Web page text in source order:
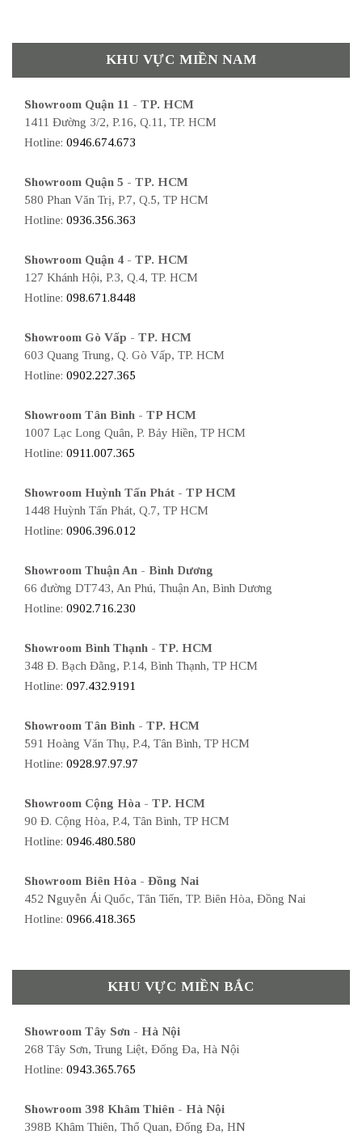
KHU VỰC MIỀN NAM
Showroom Quận 11 - TP. HCM
1411 Đường 3/2, P.16, Q.11, TP. HCM
Hotline: 0946.674.673
Showroom Quận 5 - TP. HCM
580 Phan Văn Trị, P.7, Q.5, TP HCM
Hotline: 0936.356.363
Showroom Quận 4 - TP. HCM
127 Khánh Hội, P.3, Q.4, TP. HCM
Hotline: 098.671.8448
Showroom Gò Vấp - TP. HCM
603 Quang Trung, Q. Gò Vấp, TP. HCM
Hotline: 0902.227.365
Showroom Tân Bình - TP HCM
1007 Lạc Long Quân, P. Bảy Hiền, TP HCM
Hotline: 0911.007.365
Showroom Huỳnh Tấn Phát - TP HCM
1448 Huỳnh Tấn Phát, Q.7, TP HCM
Hotline: 0906.396.012
Showroom Thuận An - Bình Dương
66 đường DT743, An Phú, Thuận An, Bình Dương
Hotline: 0902.716.230
Showroom Bình Thạnh - TP. HCM
348 Đ. Bạch Đằng, P.14, Bình Thạnh, TP HCM
Hotline: 097.432.9191
Showroom Tân Bình - TP. HCM
591 Hoàng Văn Thụ, P.4, Tân Bình, TP HCM
Hotline: 0928.97.97.97
Showroom Cộng Hòa - TP. HCM
90 Đ. Cộng Hòa, P.4, Tân Bình, TP HCM
Hotline: 0946.480.580
Showroom Biên Hòa - Đồng Nai
452 Nguyễn Ái Quốc, Tân Tiến, TP. Biên Hòa, Đồng Nai
Hotline: 0966.418.365
KHU VỰC MIỀN BẮC
Showroom Tây Sơn - Hà Nội
268 Tây Sơn, Trung Liệt, Đống Đa, Hà Nội
Hotline: 0943.365.765
Showroom 398 Khâm Thiên - Hà Nội
398B Khâm Thiên, Thổ Quan, Đống Đa, HN